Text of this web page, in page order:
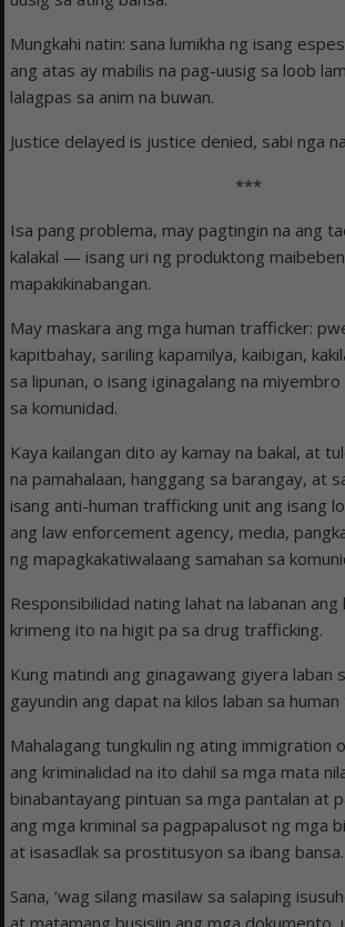
Mungkahi natin: sana lumikha ng isang
ang atas ay mabilis na pag-uusig sa loob
lalagpas sa anim na buwan.
Justice delayed is justice denied, sabi nga
***
Isa pang problema, may pagtingin na ang
kalakal — isang uri ng produktong
mapakikinabangan.
May maskara ang mga human trafficker:
kapitbahay, sariling kapamilya, kaibigan,
sa lipunan, o isang iginagalang na
sa komunidad.
Kaya kailangan dito ay kamay na bakal, at
na pamahalaan, hanggang sa barangay, at
isang anti-human trafficking unit ang isang
ang law enforcement agency, media,
ng mapagkakatiwalaang samahan sa
Responsibilidad nating lahat na labanan
krimeng ito na higit pa sa drug trafficking.
Kung matindi ang ginagawang giyera laban
gayundin ang dapat na kilos laban sa
Mahalagang tungkulin ng ating immigration
ang kriminalidad na ito dahil sa mga mata
binabantayang pintuan sa mga pantalan at
ang mga kriminal sa pagpapalusot ng mga
at isasadlak sa prostitusyon sa ibang bansa.
Sana, ‘wag silang masilaw sa salaping
at matamang busisiin ang mga dokumento,